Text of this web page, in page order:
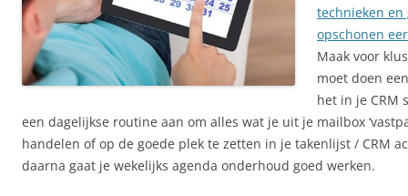
technieken en
opschonen
Maak voor
moet doen
het in je CRM
een dagelijkse routine aan om alles wat je uit je mailbox
handelen of op de goede plek te zetten in je takenlijst / CRM
daarna gaat je wekelijks agenda onderhoud goed werken.